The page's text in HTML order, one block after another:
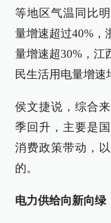
等地区气温同比
量增速超过40%，
量增速超30%，江
民生活用电量增速
侯文捷说，综合
季回升，主要是
消费政策带动，
的。
电力供给向新向绿